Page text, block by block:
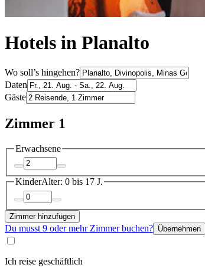
Hotels in Planalto
Wo soll’s hingehen?
Daten
Gäste
Zimmer 1
Erwachsene
KinderAlter: 0 bis 17 J.
Zimmer hinzufügen
Du musst 9 oder mehr Zimmer buchen? Übernehmen
Ich reise geschäftlich